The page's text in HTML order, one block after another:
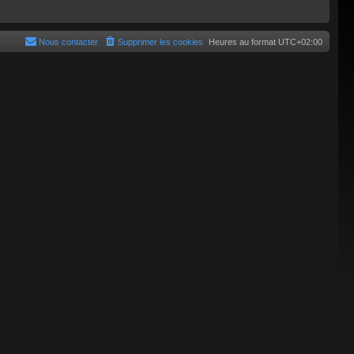
Heures au format UTC+02:00
Supprimer les cookies
Nous contacter